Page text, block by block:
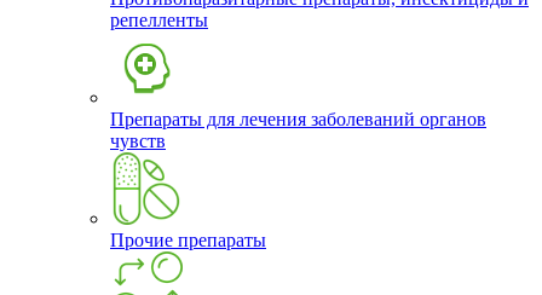
репелленты
Препараты для лечения заболеваний органов
чувств
Прочие препараты